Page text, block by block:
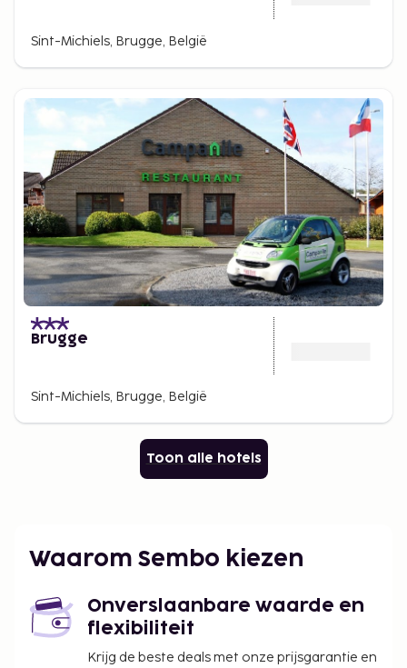
Sint-Michiels, Brugge, België
Brugge
Sint-Michiels, Brugge, België
Toon alle hotels
Waarom Sembo kiezen
Onverslaanbare waarde en
flexibiliteit
Krijg de beste deals met onze prijsgarantie en